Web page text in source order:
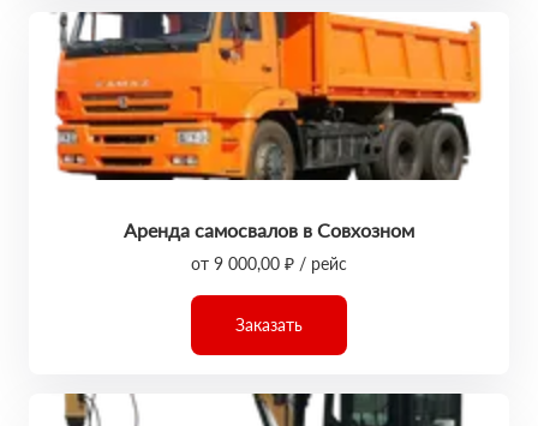
Аренда самосвалов в Совхозном
от 9 000,00 ₽ / рейс
Заказать